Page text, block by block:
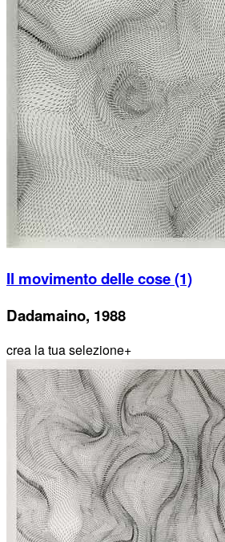
Il movimento delle cose (1)
Dadamaino, 1988
crea la tua selezione+